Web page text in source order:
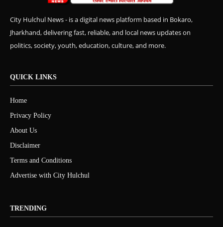
City Hulchul News - is a digital news platform based in Bokaro,
Jharkhand, delivering fast, reliable, and local news updates on
politics, society, youth, education, culture, and more.
QUICK LINKS
Home
Privacy Policy
About Us
Disclaimer
Terms and Conditions
Advertise with City Hulchul
TRENDING